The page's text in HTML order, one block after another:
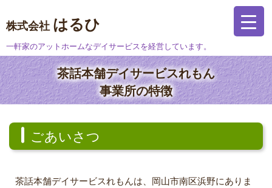
株式会社 はるひ
一軒家のアットホームなデイサービスを経営しています。
茶話本舗デイサービスれもん
事業所の特徴
ごあいさつ
茶話本舗デイサービスれもんは、岡山市南区浜野にありま